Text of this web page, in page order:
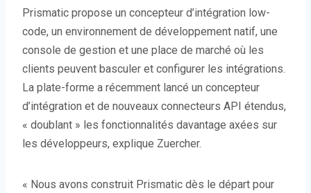
Prismatic propose un concepteur d’intégration low-
code, un environnement de développement natif, une
console de gestion et une place de marché où les
clients peuvent basculer et configurer les intégrations.
La plate-forme a récemment lancé un concepteur
d’intégration et de nouveaux connecteurs API étendus,
« doublant » les fonctionnalités davantage axées sur
les développeurs, explique Zuercher.
« Nous avons construit Prismatic dès le départ pour